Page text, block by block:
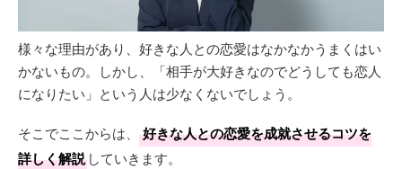
様々な理由があり、好きな人との恋愛はなかなかうまくはい
かないもの。しかし、「相手が大好きなのでどうしても恋人
になりたい」という人は少なくないでしょう。
そこでここからは、
好きな人との恋愛を成就させるコツを
詳しく解説 していきます。